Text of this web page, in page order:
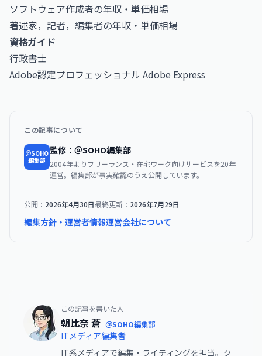
ソフトウェア作成者の年収・単価相場
著述家，記者，編集者の年収・単価相場
資格ガイド
行政書士
Adobe認定プロフェッショナル Adobe Express
この記事について
＠SOHO
編集部
監修：＠SOHO編集部
2004年よりフリーランス・在宅ワーク向けサービスを20年
運営。編集部が事実確認のうえ公開しています。
公開： 2026年4月30日最終更新： 2026年7月29日
編集方針・運営者情報運営会社について
この記事を書いた人
朝比奈 蒼 ＠SOHO編集部
ITメディア編集者
IT系メディアで編集・ライティングを担当。ク